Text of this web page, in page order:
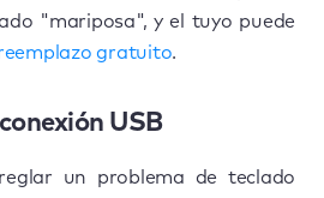
"mariposa", y el tuyo puede
gratuito.
USB
un problema de teclado